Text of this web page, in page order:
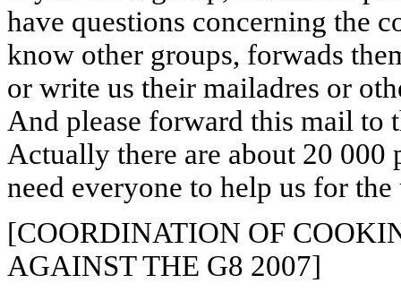
have questions concerning the
know other groups, forwads
or write us their mailadres or
And please forward this mail to
Actually there are about 20 000
need everyone to help us for
[COORDINATION OF
AGAINST THE G8 2007]